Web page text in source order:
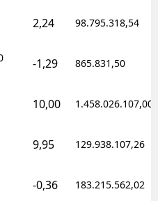
2,24 98.795.318,54
-1,29 865.831,50
10,00 1.458.026.107,00
9,95 129.938.107,26
-0,36 183.215.562,02